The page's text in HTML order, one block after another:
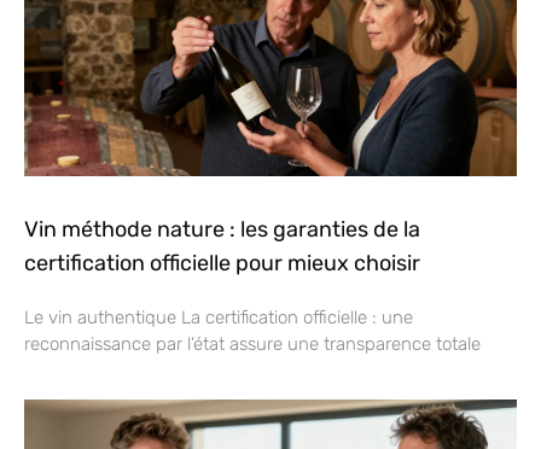
Vin méthode nature : les garanties de la
certification officielle pour mieux choisir
Le vin authentique La certification officielle : une
reconnaissance par l’état assure une transparence totale